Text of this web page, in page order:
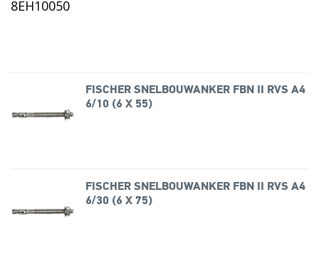
FISCHER SNELBOUWANKER FBN II RVS A4
6/10 (6 X 55)
FISCHER SNELBOUWANKER FBN II RVS A4
6/30 (6 X 75)